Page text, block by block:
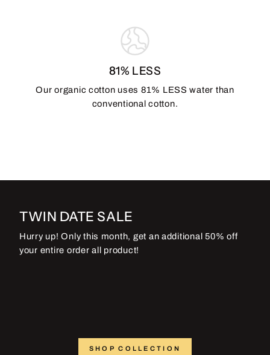
81% LESS
Our organic cotton uses 81% LESS water than
conventional cotton.
TWIN DATE SALE
Hurry up! Only this month, get an additional 50% off
your entire order all product!
SHOP COLLECTION